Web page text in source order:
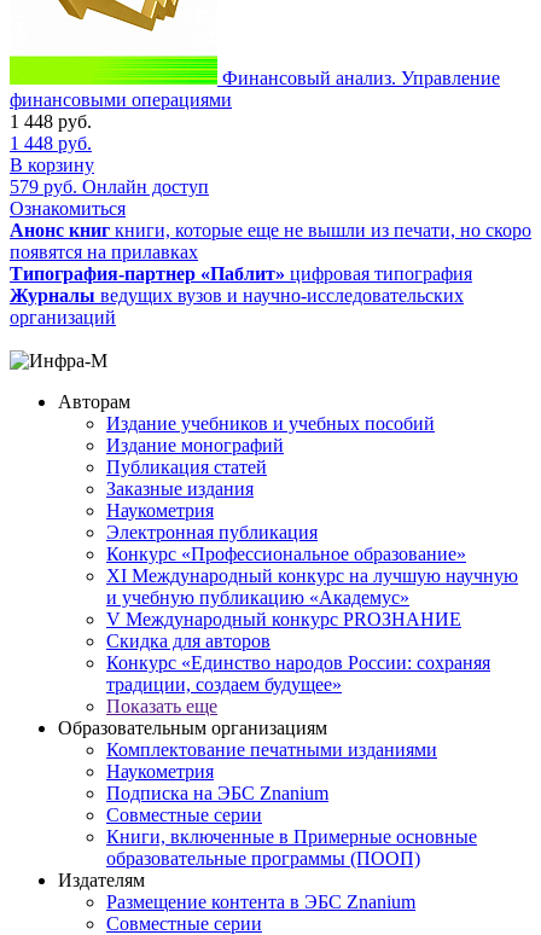
Финансовый анализ. Управление
финансовыми операциями
1 448 руб.
1 448 руб.
В корзину
579 руб. Онлайн доступ
Ознакомиться
Анонс книг книги, которые еще не вышли из печати, но скоро
появятся на прилавках
Типография-партнер «Паблит» цифровая типография
Журналы ведущих вузов и научно-исследовательских
организаций
Авторам
Издание учебников и учебных пособий
Издание монографий
Публикация статей
Заказные издания
Наукометрия
Электронная публикация
Конкурс «Профессиональное образование»
XI Международный конкурс на лучшую научную
и учебную публикацию «Академус»
V Международный конкурс PROЗНАНИЕ
Скидка для авторов
Конкурс «Единство народов России: сохраняя
традиции, создаем будущее»
Показать еще
Образовательным организациям
Комплектование печатными изданиями
Наукометрия
Подписка на ЭБС Znanium
Совместные серии
Книги, включенные в Примерные основные
образовательные программы (ПООП)
Издателям
Размещение контента в ЭБС Znanium
Совместные серии